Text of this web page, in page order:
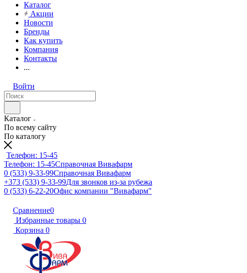
Каталог
Акции
Новости
Бренды
Как купить
Компания
Контакты
...
Войти
Каталог
По всему сайту
По каталогу
Телефон: 15-45
Телефон: 15-45Справочная Вивафарм
0 (533) 9-33-99Справочная Вивафарм
+373 (533) 9-33-99Для звонков из-за рубежа
0 (533) 6-22-20Офис компании "Вивафарм"
Сравнение0
Избранные товары 0
Корзина 0